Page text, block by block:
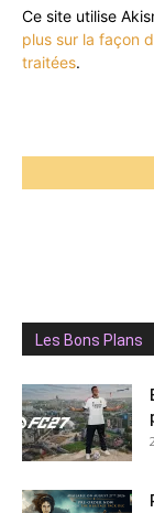
Ce site utilise
plus sur la façon
traitées.
Les Bons Plans